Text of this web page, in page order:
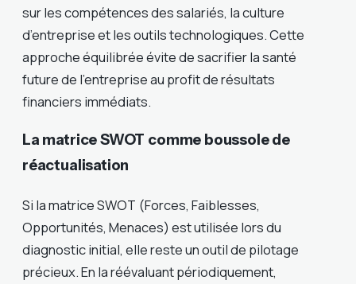
sur les compétences des salariés, la culture
d’entreprise et les outils technologiques. Cette
approche équilibrée évite de sacrifier la santé
future de l’entreprise au profit de résultats
financiers immédiats.
La matrice SWOT comme boussole de
réactualisation
Si la matrice SWOT (Forces, Faiblesses,
Opportunités, Menaces) est utilisée lors du
diagnostic initial, elle reste un outil de pilotage
précieux. En la réévaluant périodiquement,